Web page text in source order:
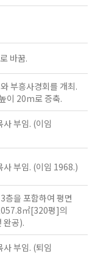
바꿈.
부흥사경회를 개최.
이 20m로 증축.
부임. (이임
부임. (이임 1968.)
층을 포함하여 평면
㎡[320평]의
완공).
부임. (퇴임